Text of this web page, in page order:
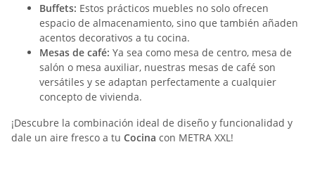
Buffets: Estos prácticos muebles no solo ofrecen
espacio de almacenamiento, sino que también añaden
acentos decorativos a tu cocina.
Mesas de café: Ya sea como mesa de centro, mesa de
salón o mesa auxiliar, nuestras mesas de café son
versátiles y se adaptan perfectamente a cualquier
concepto de vivienda.
¡Descubre la combinación ideal de diseño y funcionalidad y
dale un aire fresco a tu Cocina con METRA XXL!